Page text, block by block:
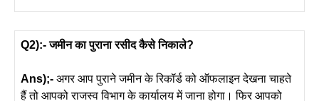
Q2):- जमीन का पुराना रसीद कैसे निकाले?
Ans);- अगर आप पुराने जमीन के रिकॉर्ड को ऑफलाइन देखना चाहते
हैं तो आपको राजस्व विभाग के कार्यालय में जाना होगा। फिर आपको